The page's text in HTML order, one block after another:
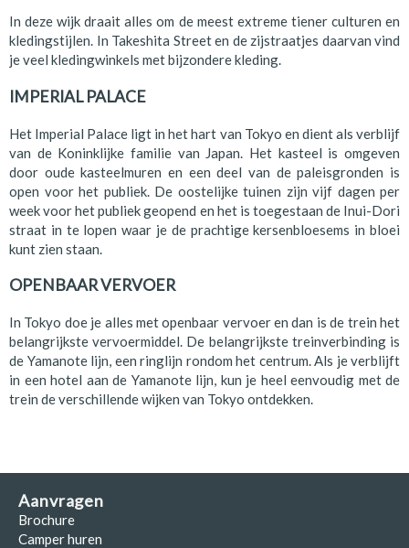
In deze wijk draait alles om de meest extreme tiener culturen en
kledingstijlen. In Takeshita Street en de zijstraatjes daarvan vind
je veel kledingwinkels met bijzondere kleding.
IMPERIAL PALACE
Het Imperial Palace ligt in het hart van Tokyo en dient als verblijf
van de Koninklijke familie van Japan. Het kasteel is omgeven
door oude kasteelmuren en een deel van de paleisgronden is
open voor het publiek. De oostelijke tuinen zijn vijf dagen per
week voor het publiek geopend en het is toegestaan de Inui-Dori
straat in te lopen waar je de prachtige kersenbloesems in bloei
kunt zien staan.
OPENBAAR VERVOER
In Tokyo doe je alles met openbaar vervoer en dan is de trein het
belangrijkste vervoermiddel. De belangrijkste treinverbinding is
de Yamanote lijn, een ringlijn rondom het centrum. Als je verblijft
in een hotel aan de Yamanote lijn, kun je heel eenvoudig met de
trein de verschillende wijken van Tokyo ontdekken.
Aanvragen
Brochure
Camper huren